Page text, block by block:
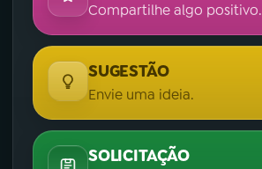
Compartilhe algo positivo.
SUGESTÃO
Envie uma ideia.
SOLICITAÇÃO